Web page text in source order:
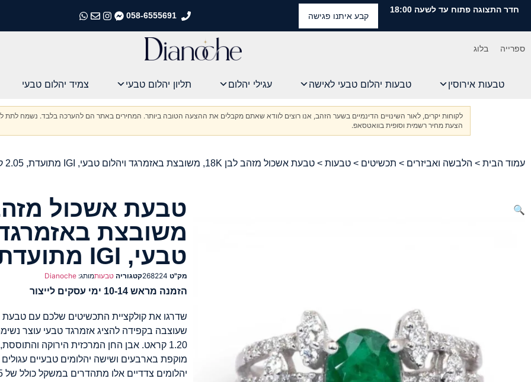
חדר התצוגה פתוח עד לשעה 18:00
קבע איתנו פגישה 058-6555691
התקשרו אלינו
התקשרו אלינו
התקשרו אלינו
התקשרו אלינו
ספרייה בלוג
טבעות אירוסין טבעות יהלום טבעי לאישה עגילי יהלום תליון יהלום טבעי צמיד יהלום טבעי
לקוחות יקרים, לאור השינויים הדינמיים בשער הזהב, אנו רוצים לוודא שאתם מקבלים את ההצעה הטובה ביותר. המחירים באתר הם להערכה בלבד. נשמח לתת
הצעת מחיר רשמית וסופית בוואטסאפ.
עמוד הבית > הלבשה ואביזרים > תכשיטים > טבעות > טבעת אשכול מזהב לבן 18K, משובצת באזמרגד ויהלום טבעי, IGI מתועדת, 2.05 קראט
🔍
משובצת באזמרגד
טבעי, IGI מתועדת, 2.05 קראט
מק"ט 268224קטגוריה טבעותמותג: Dianoche
הזמנה מראש 10-14 ימי עסקים לייצור
שעוצבה בקפידה להציג אזמרגד טבעי עוצר
מוקפת בארבעים ושישה יהלומים טבעיים עגולים